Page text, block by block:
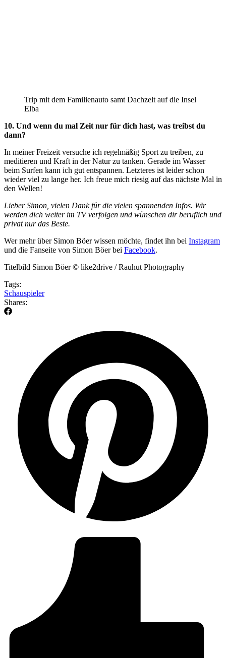
Trip mit dem Familienauto samt Dachzelt auf die Insel
Elba
10. Und wenn du mal Zeit nur für dich hast, was treibst du
dann?
In meiner Freizeit versuche ich regelmäßig Sport zu treiben, zu
meditieren und Kraft in der Natur zu tanken. Gerade im Wasser
beim Surfen kann ich gut entspannen. Letzteres ist leider schon
wieder viel zu lange her. Ich freue mich riesig auf das nächste Mal in
den Wellen!
Lieber Simon, vielen Dank für die vielen spannenden Infos. Wir
werden dich weiter im TV verfolgen und wünschen dir beruflich und
privat nur das Beste.
Wer mehr über Simon Böer wissen möchte, findet ihn bei Instagram
und die Fanseite von Simon Böer bei Facebook.
Titelbild Simon Böer © like2drive / Rauhut Photography
Tags:
Schauspieler
Shares: